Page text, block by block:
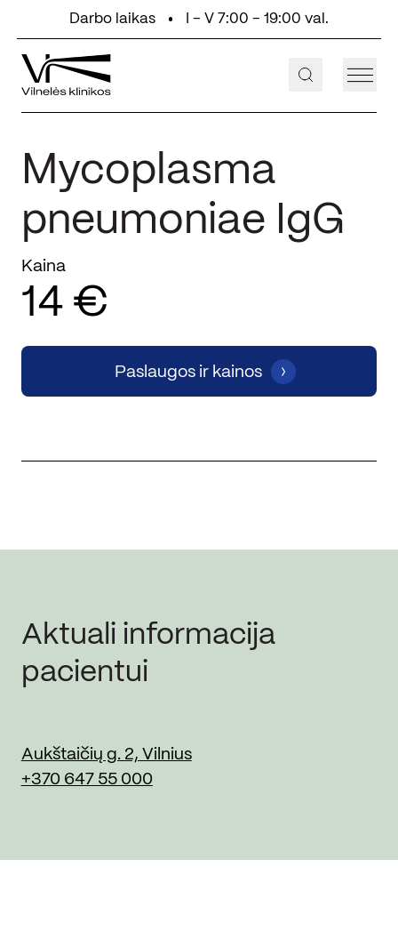
Eiti prie turinioDarbo laikas I - V 7:00 - 19:00 val.
+370 647 55 000
Mycoplasma
pneumoniae IgG
Kaina
14 €
Paslaugos ir kainos
Aktuali informacija
pacientui
Aukštaičių g. 2, Vilnius
+370 647 55 000